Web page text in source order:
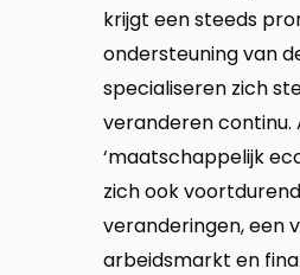
krijgt een steeds
ondersteuning van
specialiseren zich
veranderen continu.
‘maatschappelijk
zich ook
veranderingen, een
arbeidsmarkt en